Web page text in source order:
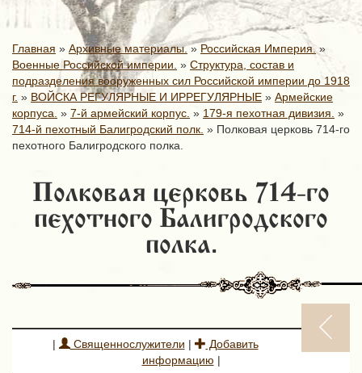
Главная » Архивные материалы.» Российская Империя. »
Военные Российской империи. » Структура, состав и
подразделения вооруженных сил Российской империи до 1918
г. » ВОЙСКА РЕГУЛЯРНЫЕ И ИРРЕГУЛЯРНЫЕ » Армейские
корпуса. » 7-й армейский корпус. » 179-я пехотная дивизия. »
714-й пехотный Балигродский полк. » Полковая церковь 714-го
пехотного Балигродского полка.
Полковая церковь 714-го
пехотного Балигродского
полка.
| Священнослужители |
Добавить
информацию |